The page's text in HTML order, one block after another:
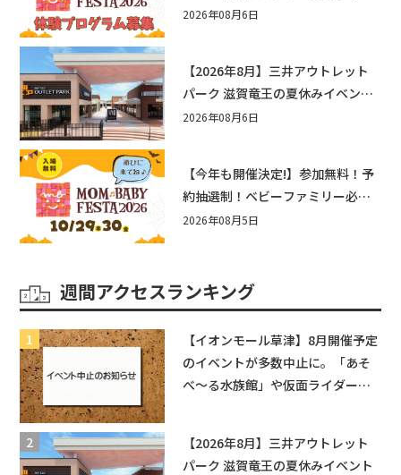
ゃん向けイベントに出演しません
2026年08月6日
【2026年8月】三井アウトレット
パーク 滋賀竜王の夏休みイベント
まとめ！びしょぬれ水あそび・激
2026年08月6日
【今年も開催決定!】参加無料！予
約抽選制！ベビーファミリー必見
☆入場無料☆10/29(木)30(金)ママ
2026年08月5日
週間アクセスランキング
【イオンモール草津】8月開催予定
のイベントが多数中止に。「あそ
べ〜る水族館」や仮面ライダーシ
【2026年8月】三井アウトレット
パーク 滋賀竜王の夏休みイベント